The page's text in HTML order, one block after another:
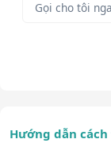
Hướng dẫn